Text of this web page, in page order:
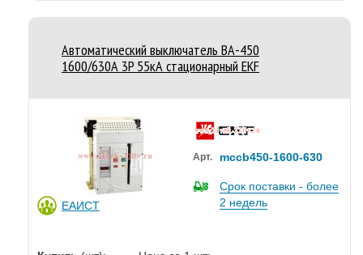
Автоматический выключатель ВА-450
1600/630А 3P 55кА стационарный EKF
ЕАИСТ
Арт. mccb450-1600-630
Срок поставки - более
2 недель